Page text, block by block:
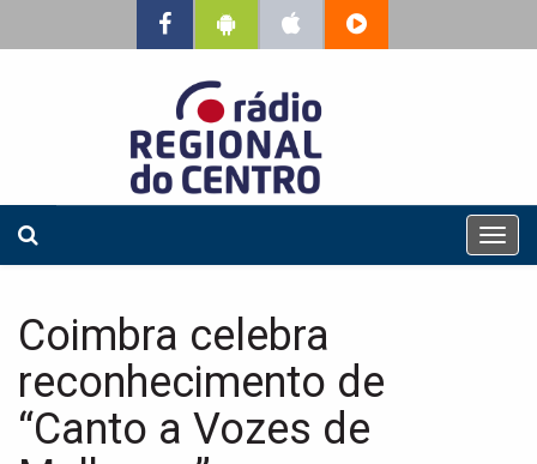
T
o
Coimbra celebra
reconhecimento de
“Canto a Vozes de